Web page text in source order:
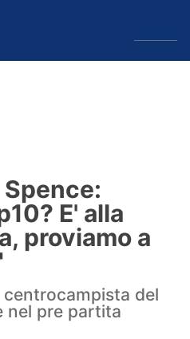
E' alla
proviamo a
del
nel pre partita